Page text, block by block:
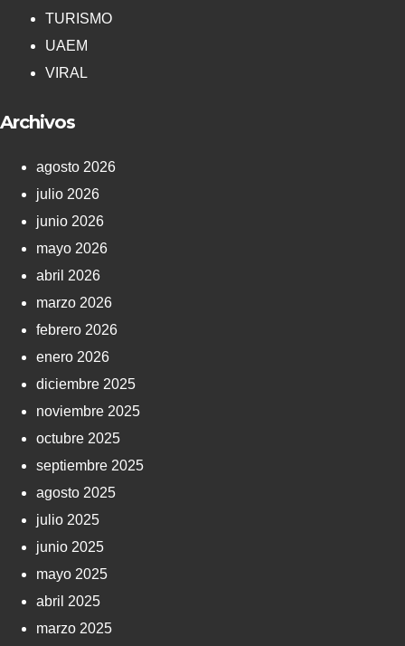
TURISMO
UAEM
VIRAL
Archivos
agosto 2026
julio 2026
junio 2026
mayo 2026
abril 2026
marzo 2026
febrero 2026
enero 2026
diciembre 2025
noviembre 2025
octubre 2025
septiembre 2025
agosto 2025
julio 2025
junio 2025
mayo 2025
abril 2025
marzo 2025